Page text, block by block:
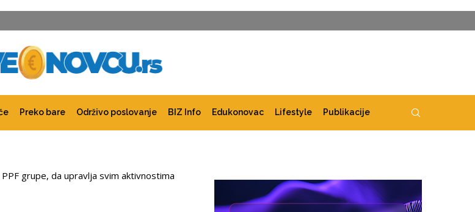
Preko bare Održivo poslovanje BIZ Info Edukonovac Lifestyle Publikacije
grupe, da upravlja svim aktivnostima